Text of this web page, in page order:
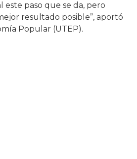
paso que se da, pero
resultado posible”, aportó
Popular (UTEP).